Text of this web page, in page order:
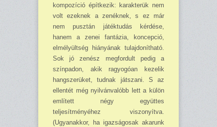
kompozíció építkezik: karakterük nem
volt ezeknek a zenéknek, s ez már
nem pusztán játéktudás kérdé­se,
hanem a zenei fantázia, koncep­ció,
elmélyültség hiányának tulaj­donítható.
Sok jó zenész megfordult pedig a
színpadon, akik ragyogóan kezelik
hang­szerüket, tudnak ját­szani. S az
ellentét még nyilvánva­lóbb lett a külön
említett négy együttes
teljesítményéhez viszo­nyítva.
(Ugyanakkor, ha igazságo­sak akarunk